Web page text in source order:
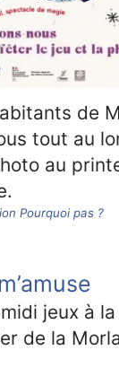
de
tout au
au
Pourquoi pas ?
jeux à
de la